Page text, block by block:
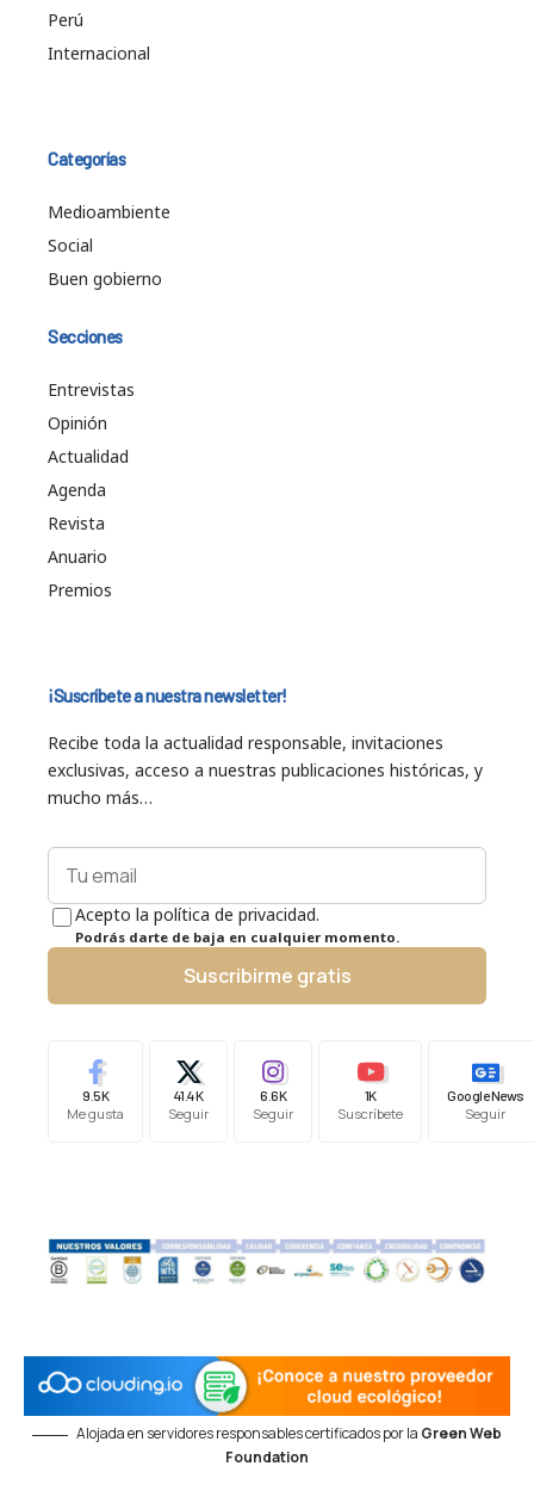
Perú
Internacional
Categorías
Medioambiente
Social
Buen gobierno
Secciones
Entrevistas
Opinión
Actualidad
Agenda
Revista
Anuario
Premios
¡Suscríbete a nuestra newsletter!
Recibe toda la actualidad responsable, invitaciones
exclusivas, acceso a nuestras publicaciones históricas, y
mucho más…
Acepto la política de privacidad.
Podrás darte de baja en cualquier momento.
Suscribirme gratis
9.5K
Me gusta
41.4K
Seguir
6.6K
Seguir
1K
Suscríbete
Google News
Seguir
Alojada en servidores responsables certificados por la Green Web
Foundation